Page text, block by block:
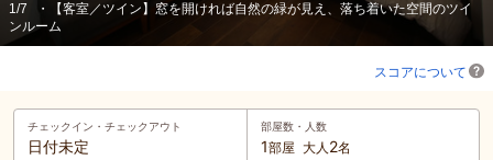
1/7
・【客室／ツイン】窓を開ければ自然の緑が見え、落ち着いた空間のツイ
ンルーム
スコアについて
チェックイン・ チェックアウト
日付未定
部屋数・人数
1部屋 大人 2名